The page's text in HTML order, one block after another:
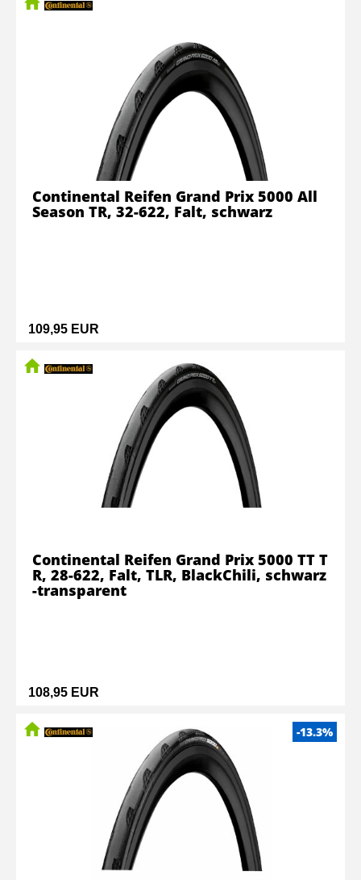
109,95 EUR
Continental Reifen Grand Prix 5000 All
Season TR, 32-622, Falt, schwarz
108,95 EUR
Continental Reifen Grand Prix 5000 TT T
R, 28-622, Falt, TLR, BlackChili, schwarz
-transparent
-13.3%